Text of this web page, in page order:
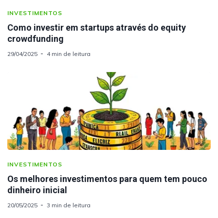
INVESTIMENTOS
Como investir em startups através do equity
crowdfunding
29/04/2025 4 min de leitura
INVESTIMENTOS
Os melhores investimentos para quem tem pouco
dinheiro inicial
20/05/2025 3 min de leitura